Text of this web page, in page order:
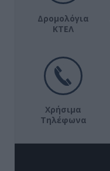
Δρομολόγια
ΚΤΕΛ
Χρήσιμα
Τηλέφωνα